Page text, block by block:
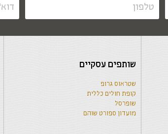
שותפים עסקיים
שטראוס גרופ
קופת חולים כללית
שופרסל
מועדון ספורט שוהם